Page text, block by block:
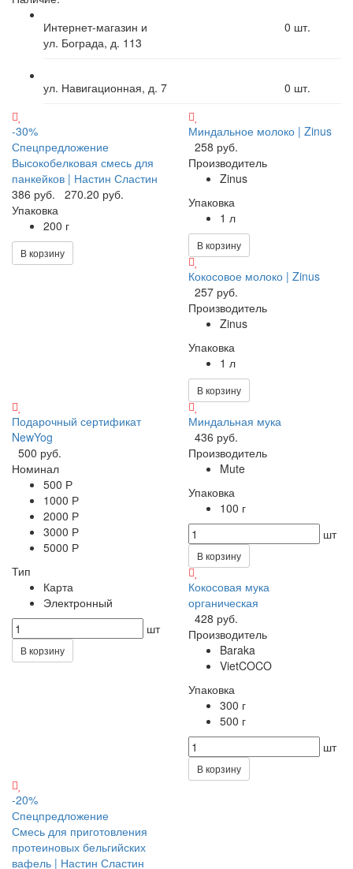
Интернет-магазин и
ул. Бограда, д. 113
0 шт.
ул. Навигационная, д. 7 0 шт.
-30%
Спецпредложение
Высокобелковая смесь для
панкейков | Настин Сластин
386 руб.
270.20 руб.
Упаковка
200 г
В корзину
Миндальное молоко | Zinus
258 руб.
Производитель
Zinus
Упаковка
1 л
В корзину
Кокосовое молоко | Zinus
257 руб.
Производитель
Zinus
Упаковка
1 л
В корзину
Подарочный сертификат
NewYog
500 руб.
Номинал
500 Р
1000 Р
2000 Р
3000 Р
5000 Р
Тип
Карта
Электронный
шт
В корзину
Миндальная мука
436 руб.
Производитель
Mute
Упаковка
100 г
шт
В корзину
Кокосовая мука
органическая
428 руб.
Производитель
Baraka
VietCOCO
Упаковка
300 г
500 г
шт
В корзину
-20%
Спецпредложение
Смесь для приготовления
протеиновых бельгийских
вафель | Настин Сластин